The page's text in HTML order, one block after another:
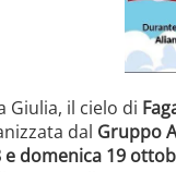
Giulia, il cielo di
dal Gruppo
e domenica 19